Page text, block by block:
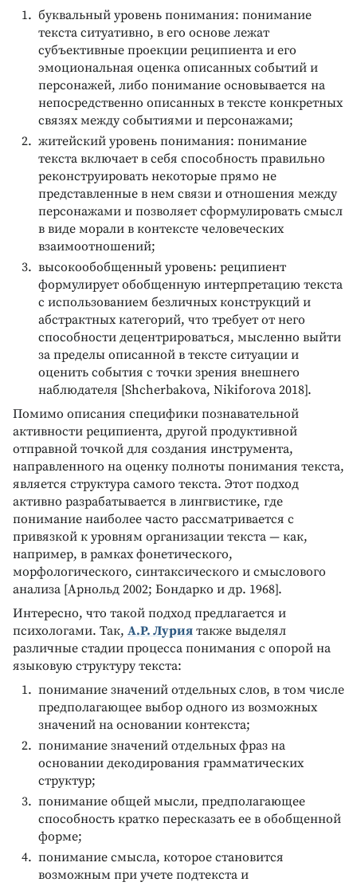
буквальный уровень понимания: понимание
текста ситуативно, в его основе лежат
субъективные проекции реципиента и его
эмоциональная оценка описанных событий и
персонажей, либо понимание основывается на
непосредственно описанных в тексте конкретных
связях между событиями и персонажами;
житейский уровень понимания: понимание
текста включает в себя способность правильно
реконструировать некоторые прямо не
представленные в нем связи и отношения между
персонажами и позволяет сформулировать смысл
в виде морали в контексте человеческих
взаимоотношений;
высокообобщенный уровень: реципиент
формулирует обобщенную интерпретацию текста
с использованием безличных конструкций и
абстрактных категорий, что требует от него
способности децентрироваться, мысленно выйти
за пределы описанной в тексте ситуации и
оценить события с точки зрения внешнего
наблюдателя [Shcherbakova, Nikiforova 2018].
Помимо описания специфики познавательной
активности реципиента, другой продуктивной
отправной точкой для создания инструмента,
направленного на оценку полноты понимания текста,
является структура самого текста. Этот подход
активно разрабатывается в лингвистике, где
понимание наиболее часто рассматривается с
привязкой к уровням организации текста — как,
например, в рамках фонетического,
морфологического, синтаксического и смыслового
анализа [Арнольд 2002; Бондарко и др. 1968].
Интересно, что такой подход предлагается и
психологами. Так, А.Р. Лурия также выделял
различные стадии процесса понимания с опорой на
языковую структуру текста:
понимание значений отдельных слов, в том числе
предполагающее выбор одного из возможных
значений на основании контекста;
понимание значений отдельных фраз на
основании декодирования грамматических
структур;
понимание общей мысли, предполагающее
способность кратко пересказать ее в обобщенной
форме;
понимание смысла, которое становится
возможным при учете подтекста и